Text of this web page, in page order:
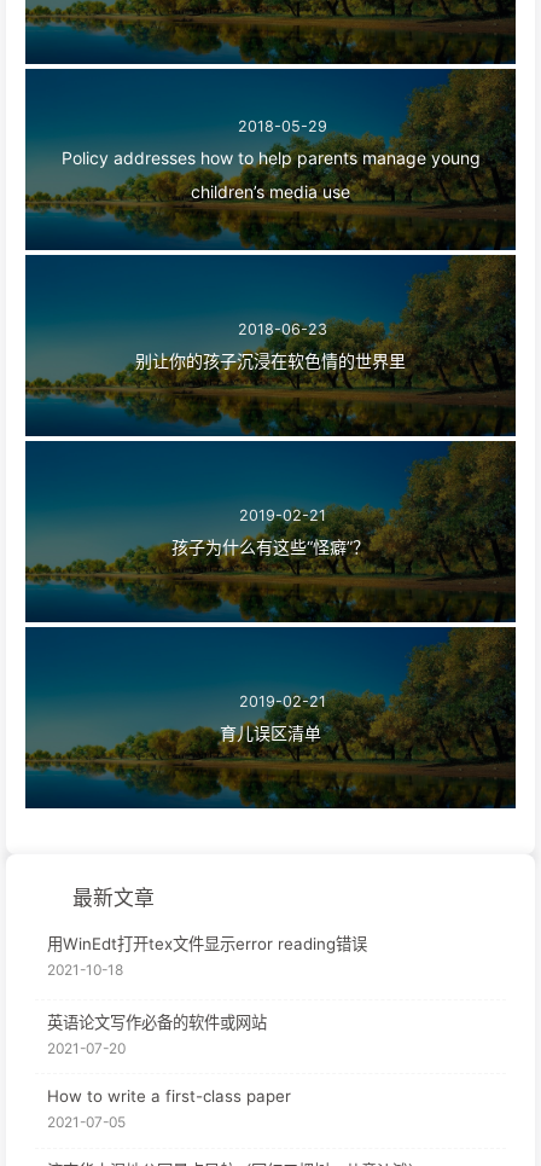
2018-05-29
Policy addresses how to help parents manage young
children’s media use
2018-06-23
别让你的孩子沉浸在软色情的世界里
2019-02-21
孩子为什么有这些“怪癖”？
2019-02-21
育儿误区清单
最新文章
用WinEdt打开tex文件显示error reading错误
2021-10-18
英语论文写作必备的软件或网站
2021-07-20
How to write a first-class paper
2021-07-05